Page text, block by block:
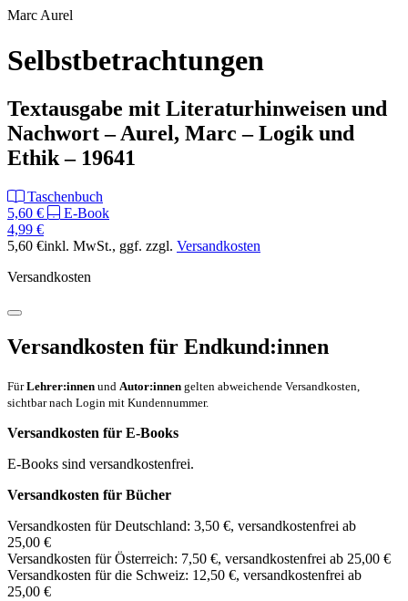
Marc Aurel
Selbstbetrachtungen
Textausgabe mit Literaturhinweisen und
Nachwort – Aurel, Marc – Logik und
Ethik – 19641
Taschenbuch
5,60 €
E-Book
4,99 €
5,60 €inkl. MwSt., ggf. zzgl. Versandkosten
Versandkosten
Versandkosten für Endkund:innen
FürLehrer:innen und Autor:innen gelten abweichende Versandkosten,
sichtbar nach Login mit Kundennummer.
Versandkosten für E-Books
E-Books sind versandkostenfrei.
Versandkosten für Bücher
Versandkosten für Deutschland: 3,50 €, versandkostenfrei ab
25,00 €
Versandkosten für Österreich: 7,50 €, versandkostenfrei ab 25,00 €
Versandkosten für die Schweiz: 12,50 €, versandkostenfrei ab
25,00 €